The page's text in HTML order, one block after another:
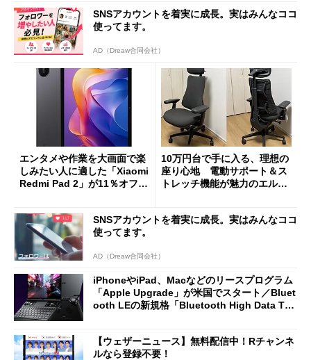
SNSアカウントを着実に成長。実はみんなココ
使ってます。
AD（Dreaw合同会社）
エンタメや作業を大画面で楽
しみたい人に適した「Xiaomi
Redmi Pad 2」が11％オフの
10万円台で手に入る、理想の
座り心地 電動サポート＆ス
トレッチ機能が魅力のエルゴ
SNSアカウントを着実に成長。実はみんなココ
使ってます。
AD（Dreaw合同会社）
iPhoneやiPad、Macなどのリースプログラム
「Apple Upgrade」が米国でスタート／Bluet
ooth LEの新規格「Bluetooth High Data Thr
【ウェザーニュース】無料配信中！Rチャンネ
ルなら登録不要！